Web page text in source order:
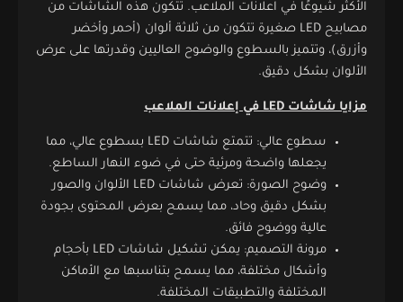
الأكثر شيوعًا في اعلانات الملاعب. تتكون هذه الشاشات من
مصابيح LED صغيرة تتكون من ثلاثة ألوان (أحمر وأخضر
وأزرق)، وتتميز بالسطوع والوضوح العاليين وقدرتها على عرض
الألوان بشكل دقيق.
مزايا شاشات LED في إعلانات الملاعب
سطوع عالي: تتمتع شاشات LED بسطوع عالي، مما
يجعلها واضحة ومرئية حتى في ضوء النهار الساطع.
وضوح الصورة: تعرض شاشات LED الألوان والصور
بشكل دقيق وحاد، مما يسمح بعرض المحتوى بجودة
عالية ووضوح فائق.
مرونة التصميم: يمكن تشكيل شاشات LED بأحجام
وأشكال مختلفة، مما يسمح بتناسبها مع الأماكن
المختلفة والتطبيقات المختلفة.